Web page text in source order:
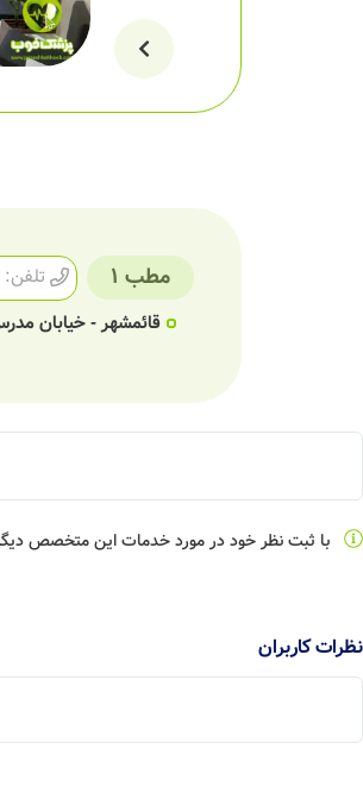
مطب 1 تلفن:
قائمشهر - خیابان
با ثبت نظر خود در مورد خدمات این متخصص
نظرات کاربران